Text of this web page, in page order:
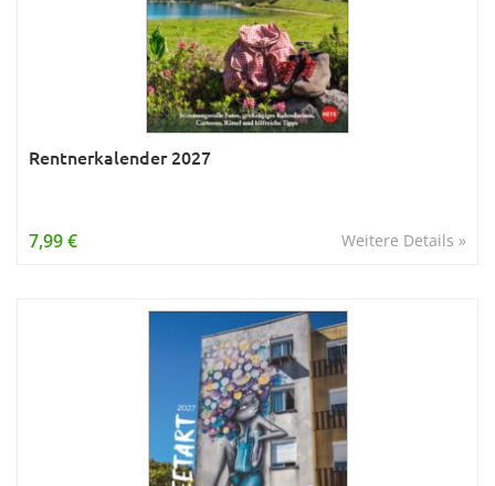
Rentnerkalender 2027
Weitere Details »
7,99 €